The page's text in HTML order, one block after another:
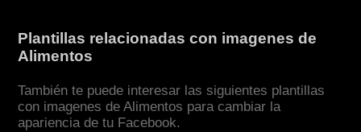
Plantillas relacionadas con imagenes de
Alimentos
También te puede interesar las siguientes plantillas
con imagenes de Alimentos para cambiar la
apariencia de tu Facebook.